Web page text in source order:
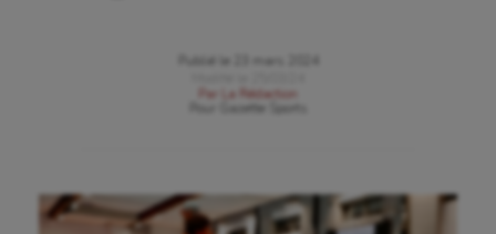
Publié le
23 mars 2024
Par
La Rédaction
Gazette Sports